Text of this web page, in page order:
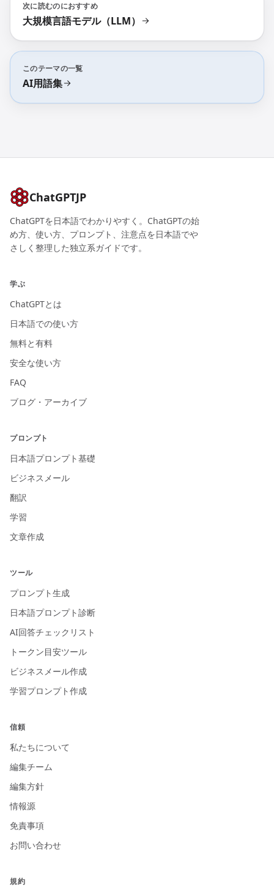
次に読むのにおすすめ
大規模言語モデル（LLM）
このテーマの一覧
AI用語集
ChatGPTJP
ChatGPTを日本語でわかりやすく。ChatGPTの始
め方、使い方、プロンプト、注意点を日本語でや
さしく整理した独立系ガイドです。
学ぶ
ChatGPTとは
日本語での使い方
無料と有料
安全な使い方
FAQ
ブログ・アーカイブ
プロンプト
日本語プロンプト基礎
ビジネスメール
翻訳
学習
文章作成
ツール
プロンプト生成
日本語プロンプト診断
AI回答チェックリスト
トークン目安ツール
ビジネスメール作成
学習プロンプト作成
信頼
私たちについて
編集チーム
編集方針
情報源
免責事項
お問い合わせ
規約